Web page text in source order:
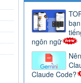
ngôn ngữ
Claude Code?